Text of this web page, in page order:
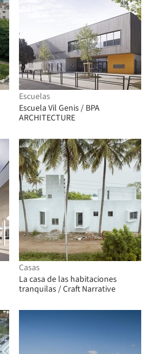
Escuelas
Escuela Vil Genis / BPA
ARCHITECTURE
Casas
La casa de las habitaciones
tranquilas / Craft Narrative